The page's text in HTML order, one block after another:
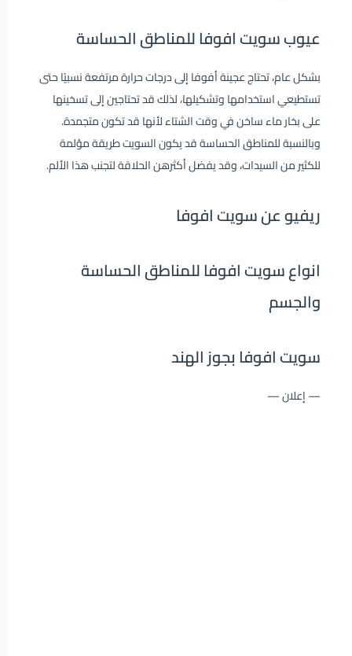
عيوب سويت افوفا للمناطق الحساسة
بشكل عام، تحتاج عجينة أفوفا إلى درجات حرارة مرتفعة نسبيًا حتى
تستطيعي استخدامها وتشكيلها، لذلك قد تحتاجين إلى تسخينها
على بخار ماء ساخن في وقت الشتاء لأنها قد تكون متجمدة.
وبالنسبة للمناطق الحساسة قد يكون السويت طريقة مؤلمة
للكثير من السيدات، وقد يفضل أكثرهن الحلاقة لتجنب هذا الألم.
ريفيو عن سويت افوفا
انواع سويت افوفا للمناطق الحساسة
والجسم
سويت افوفا بجوز الهند
— إعلان —